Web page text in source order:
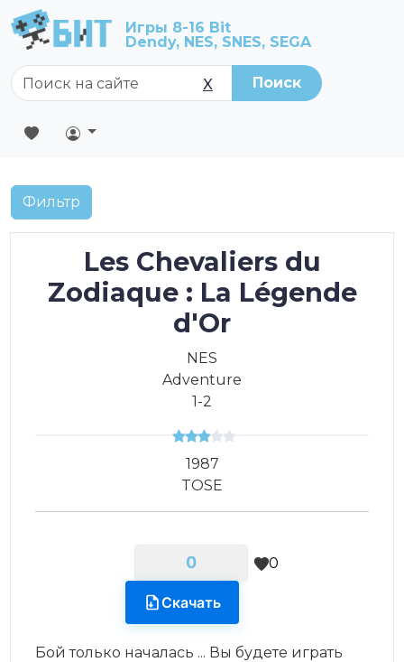
Игры 8-16 Bit
Dendy, NES, SNES, SEGA
Поиск
X
Фильтр
Les Chevaliers du
Zodiaque : La Légende
d'Or
NES
Adventure
1-2
1987
TOSE
Скачать
0 0
Бой только началась ... Вы будете играть